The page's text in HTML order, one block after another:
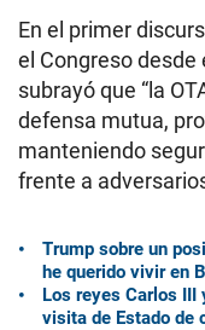
En el primer
el Congreso desde
subrayó que “la
defensa mutua,
manteniendo
frente a
Trump sobre un
he querido vivir en
Los reyes Carlos III
visita de Estado de